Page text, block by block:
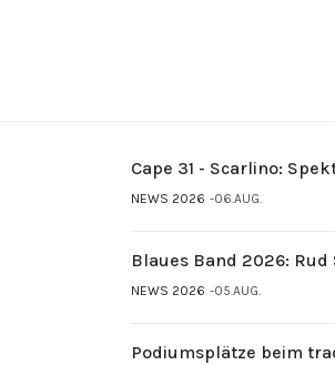
Cape 31 - Scarlino:
NEWS 2026 06.AUG.
Blaues Band 2026:
NEWS 2026 05.AUG.
Podiumsplätze beim